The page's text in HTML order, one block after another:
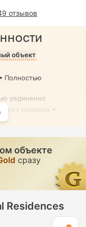
отзывов
объект
Полностью
уединенно
всех номерах •
объекте
сразу
Residences